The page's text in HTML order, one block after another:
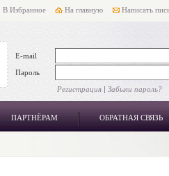
В Избранное На главную Написать
E-mail
Пароль
Регистрация| Забыли пароль?
ПАРТНЁРАМ ОБРАТНАЯ СВЯЗЬ